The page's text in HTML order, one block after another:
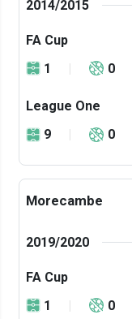
2014/2015
FA Cup
1
0
League One
9
0
Morecambe
2019/2020
FA Cup
1
0